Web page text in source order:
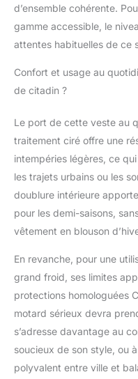
d’ensemble cohérente.
gamme accessible, le
attentes habituelles de ce
Confort et usage au
de citadin ?
Le port de cette veste au
traitement ciré offre une
intempéries légères, ce
les trajets urbains ou les
doublure intérieure
pour les demi-saisons,
vêtement en blouson
En revanche, pour une
grand froid, ses limites
protections homologuées
motard sérieux devra
s’adresse davantage au
soucieux de son style, ou
polyvalent entre ville et